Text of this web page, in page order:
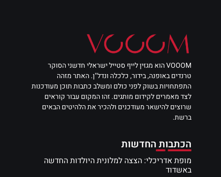
VOOOM הוא מגזין לייף סטייל ישראלי חדשני הסוקר
טרנדים באופנה, בידור, כלכלה ונדל"ן. האתר מזהה
התפתחויות בשוק לפני כולם ומשלב כתבות תוכן מעודכנות
לצד מאמרים לקידום מותגים. זהו המקום עבור קוראים
שרוצים להישאר מעודכנים ולהכיר את הלהיטים הבאים
ברשת.
הכתבות החדשות
מופת אדריכלי: הצצה למלונית היולדות החדשה
באשדוד